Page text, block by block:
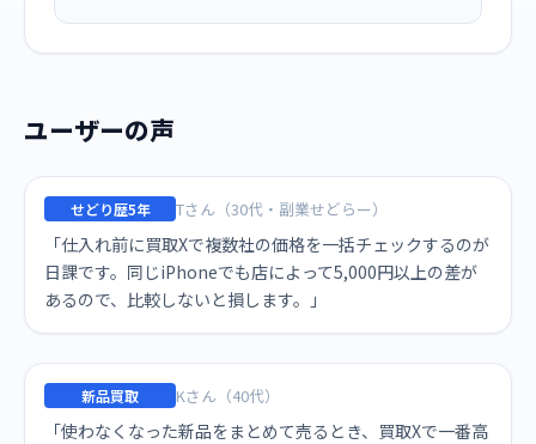
ユーザーの声
せどり歴5年 Tさん（30代・副業せどらー）
「仕入れ前に買取Xで複数社の価格を一括チェックするのが
日課です。同じiPhoneでも店によって5,000円以上の差が
あるので、比較しないと損します。」
新品買取 Kさん（40代）
「使わなくなった新品をまとめて売るとき、買取Xで一番高